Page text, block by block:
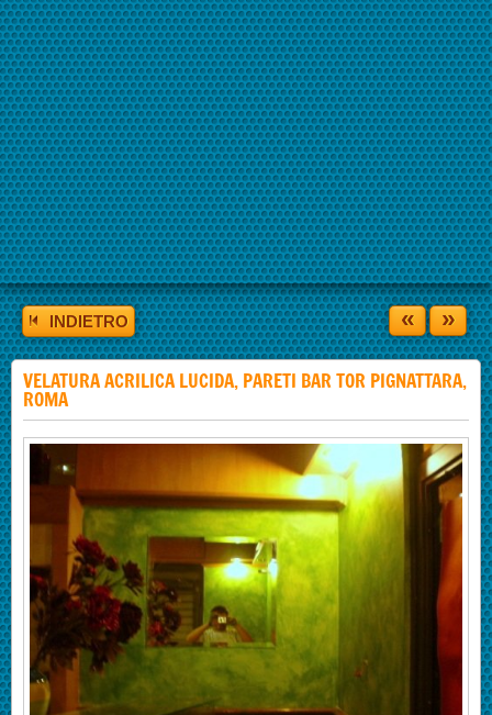
INDIETRO « »
VELATURA ACRILICA LUCIDA, PARETI BAR TOR PIGNATTARA,
ROMA